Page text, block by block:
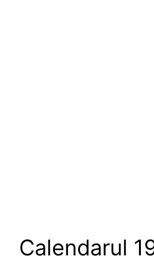
Calendarul